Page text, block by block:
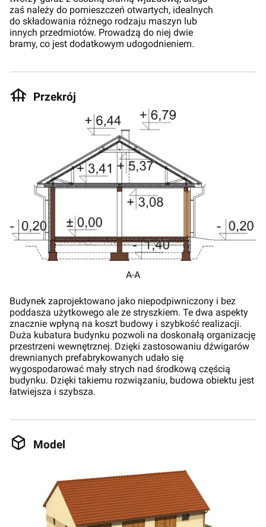
zaś należy do pomieszczeń otwartych, idealnych
do składowania różnego rodzaju maszyn lub
innych przedmiotów. Prowadzą do niej dwie
bramy, co jest dodatkowym udogodnieniem.
Przekrój
A-A
Budynek zaprojektowano jako niepodpiwniczony i bez
poddasza użytkowego ale ze stryszkiem. Te dwa aspekty
znacznie wpłyną na koszt budowy i szybkość realizacji.
Duża kubatura budynku pozwoli na doskonałą organizację
przestrzeni wewnętrznej. Dzięki zastosowaniu dźwigarów
drewnianych prefabrykowanych udało się
wygospodarować mały strych nad środkową częścią
budynku. Dzięki takiemu rozwiązaniu, budowa obiektu jest
łatwiejsza i szybsza.
Model